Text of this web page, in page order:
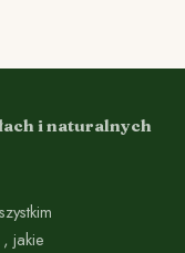
i naturalnych
jakie